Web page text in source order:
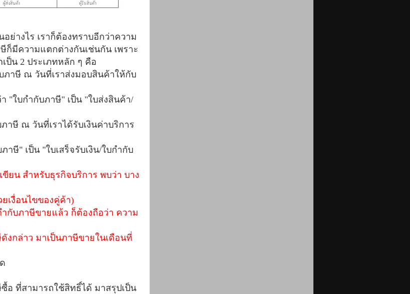
ย่างไร เราก็ต้องทราบอีกว่าความ
ก็มีความแตกต่างกันเช่นกัน เพราะ
ป็น 2 ประเภทหลัก ๆ คือ
าษี ณ วันที่เราส่งมอบสินค้าให้กับ
"ใบกำกับภาษี" เป็น "ใบส่งสินค้า/
ษี ณ วันที่เราได้รับเงินค่าบริการ
าษี" เป็น "ใบเสร็จรับเงิน/ใบกำกับ
ยน สำหรับธุรกิจบริการ พบว่า บาง
เงื่อนไขของคู่ค้า)
ำกับภาษีขายแล้ว ก็ต้องถือว่า ความ
งกล่าว มาเป็นภาษีขายในเดือนที่
อ ที่สามารถใช้สิทธิ์ได้ มาสรุปเป็น